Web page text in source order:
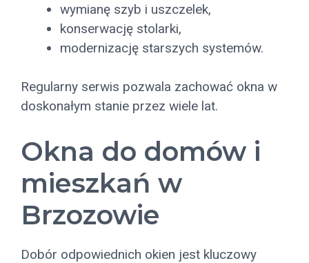
wymianę szyb i uszczelek,
konserwację stolarki,
modernizację starszych systemów.
Regularny serwis pozwala zachować okna w
doskonałym stanie przez wiele lat.
Okna do domów i
mieszkań w
Brzozowie
Dobór odpowiednich okien jest kluczowy